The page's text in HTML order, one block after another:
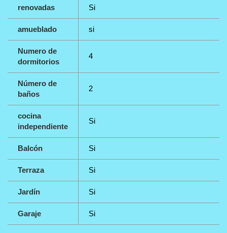
renovadas Si
amueblado si
Numero de
dormitorios
4
Número de
baños
2
cocina
independiente
Si
Balcón Si
Terraza Si
Jardín Si
Garaje Si